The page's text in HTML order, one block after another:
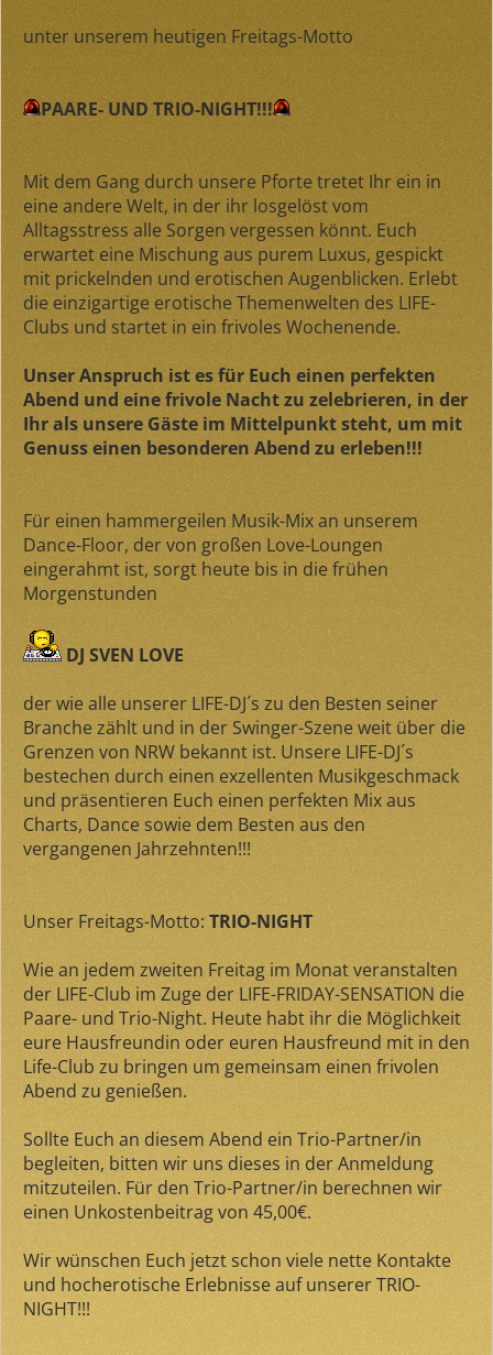
unter unserem heutigen Freitags-Motto
PAARE- UND TRIO-NIGHT!!!
Mit dem Gang durch unsere Pforte tretet Ihr ein in
eine andere Welt, in der ihr losgelöst vom
Alltagsstress alle Sorgen vergessen könnt. Euch
erwartet eine Mischung aus purem Luxus, gespickt
mit prickelnden und erotischen Augenblicken. Erlebt
die einzigartige erotische Themenwelten des LIFE-
Clubs und startet in ein frivoles Wochenende.
Unser Anspruch ist es für Euch einen perfekten
Abend und eine frivole Nacht zu zelebrieren, in der
Ihr als unsere Gäste im Mittelpunkt steht, um mit
Genuss einen besonderen Abend zu erleben!!!
Für einen hammergeilen Musik-Mix an unserem
Dance-Floor, der von großen Love-Loungen
eingerahmt ist, sorgt heute bis in die frühen
Morgenstunden
DJ SVEN LOVE
der wie alle unserer LIFE-DJ´s zu den Besten seiner
Branche zählt und in der Swinger-Szene weit über die
Grenzen von NRW bekannt ist. Unsere LIFE-DJ´s
bestechen durch einen exzellenten Musikgeschmack
und präsentieren Euch einen perfekten Mix aus
Charts, Dance sowie dem Besten aus den
vergangenen Jahrzehnten!!!
Unser Freitags-Motto: TRIO-NIGHT
Wie an jedem zweiten Freitag im Monat veranstalten
der LIFE-Club im Zuge der LIFE-FRIDAY-SENSATION die
Paare- und Trio-Night. Heute habt ihr die Möglichkeit
eure Hausfreundin oder euren Hausfreund mit in den
Life-Club zu bringen um gemeinsam einen frivolen
Abend zu genießen.
Sollte Euch an diesem Abend ein Trio-Partner/in
begleiten, bitten wir uns dieses in der Anmeldung
mitzuteilen. Für den Trio-Partner/in berechnen wir
einen Unkostenbeitrag von 45,00€.
Wir wünschen Euch jetzt schon viele nette Kontakte
und hocherotische Erlebnisse auf unserer TRIO-
NIGHT!!!